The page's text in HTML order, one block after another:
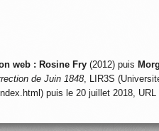
web : Rosine Fry(2012) puis
de Juin 1848, LIR3S
puis le 20 juillet 2018, URL